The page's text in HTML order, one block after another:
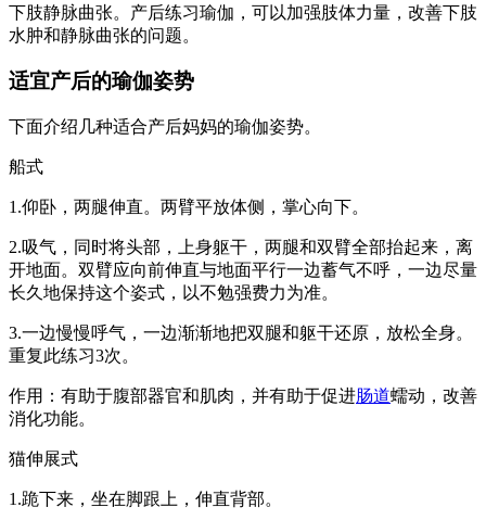
下肢静脉曲张。产后练习瑜伽，可以加强肢体力量，改善下肢
水肿和静脉曲张的问题。
适宜产后的瑜伽姿势
下面介绍几种适合产后妈妈的瑜伽姿势。
船式
1.仰卧，两腿伸直。两臂平放体侧，掌心向下。
2.吸气，同时将头部，上身躯干，两腿和双臂全部抬起来，离
开地面。双臂应向前伸直与地面平行一边蓄气不呼，一边尽量
长久地保持这个姿式，以不勉强费力为准。
3.一边慢慢呼气，一边渐渐地把双腿和躯干还原，放松全身。
重复此练习3次。
作用：有助于腹部器官和肌肉，并有助于促进肠道蠕动，改善
消化功能。
猫伸展式
1.跪下来，坐在脚跟上，伸直背部。